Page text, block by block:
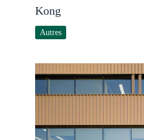
Kong
Autres